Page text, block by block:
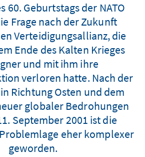
60. Geburtstags der NATO
Frage nach der Zukunft
Verteidigungsallianz, die
Ende des Kalten Krieges
und mit ihm ihre
verloren hatte. Nach der
Richtung Osten und dem
globaler Bedrohungen
September 2001 ist die
eher komplexer
geworden.